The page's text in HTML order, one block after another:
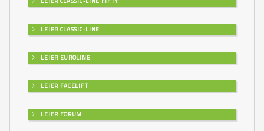
LEIER CLASSIC-LINE
LEIER EUROLINE
LEIER FACELIFT
LEIER FORUM